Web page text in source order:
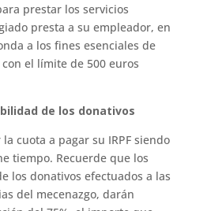
prestar los servicios
presta a su empleador, en
a los fines esenciales de
el límite de 500 euros
de los donativos
cuota a pagar su IRPF siendo
tiempo. Recuerde que los
los donativos efectuados a las
del mecenazgo, darán